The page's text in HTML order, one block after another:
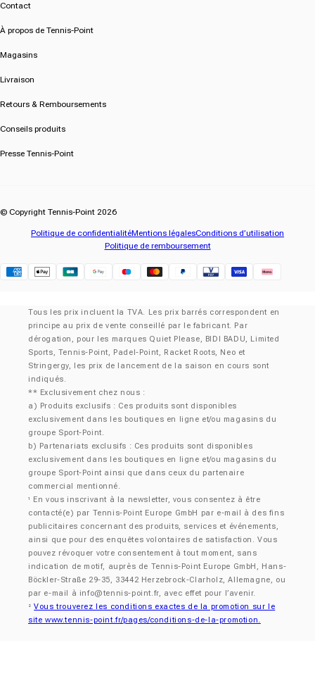
Contact
À propos de Tennis-Point
Magasins
Livraison
Retours & Remboursements
Conseils produits
Presse Tennis-Point
© Copyright Tennis-Point 2026
Politique de confidentialitéMentions légalesConditions d’utilisation
Politique de remboursement
Tous les prix incluent la TVA. Les prix barrés correspondent en
principe au prix de vente conseillé par le fabricant. Par
dérogation, pour les marques Quiet Please, BIDI BADU, Limited
Sports, Tennis-Point, Padel-Point, Racket Roots, Neo et
Stringergy, les prix de lancement de la saison en cours sont
indiqués.
** Exclusivement chez nous :
a) Produits exclusifs : Ces produits sont disponibles
exclusivement dans les boutiques en ligne et/ou magasins du
groupe Sport-Point.
b) Partenariats exclusifs : Ces produits sont disponibles
exclusivement dans les boutiques en ligne et/ou magasins du
groupe Sport-Point ainsi que dans ceux du partenaire
commercial mentionné.
¹ En vous inscrivant à la newsletter, vous consentez à être
contacté(e) par Tennis-Point Europe GmbH par e-mail à des fins
publicitaires concernant des produits, services et événements,
ainsi que pour des enquêtes volontaires de satisfaction. Vous
pouvez révoquer votre consentement à tout moment, sans
indication de motif, auprès de Tennis-Point Europe GmbH, Hans-
Böckler-Straße 29-35, 33442 Herzebrock-Clarholz, Allemagne, ou
par e-mail à info@tennis-point.fr, avec effet pour l’avenir.
² Vous trouverez les conditions exactes de la promotion sur le
site www.tennis-point.fr/pages/conditions-de-la-promotion.